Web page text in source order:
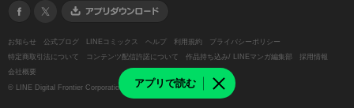
アプリで読む
お知らせ 公式ブログ LINEコミックス ヘルプ 利用規約
プライバシーポリシー
特定商取引法について
コンテンツ配信許諾について 作品持ち込み/ LINEマンガ編集部
採用情報
会社概要
© LINE Digital Frontier Corporation